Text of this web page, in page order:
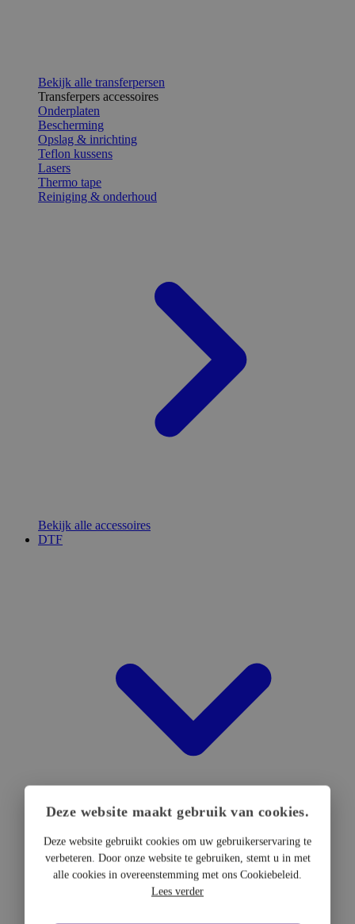
Bekijk alle transferpersen
Transferpers accessoires
Onderplaten
Bescherming
Opslag & inrichting
Teflon kussens
Lasers
Thermo tape
Reiniging & onderhoud
Bekijk alle accessoires
DTF
DTF Hardware
DTF Printers
Deze website maakt gebruik van cookies.
Deze website gebruikt cookies om uw gebruikerservaring te
verbeteren. Door onze website te gebruiken, stemt u in met
alle cookies in overeenstemming met ons Cookiebeleid.
Lees verder